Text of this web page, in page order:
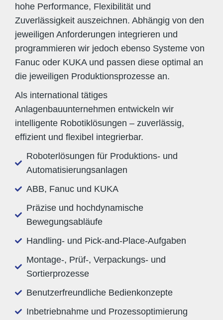
hohe Performance, Flexibilität und
Zuverlässigkeit auszeichnen. Abhängig von den
jeweiligen Anforderungen integrieren und
programmieren wir jedoch ebenso Systeme von
Fanuc oder KUKA und passen diese optimal an
die jeweiligen Produktionsprozesse an.
Als international tätiges
Anlagenbauunternehmen entwickeln wir
intelligente Robotiklösungen – zuverlässig,
effizient und flexibel integrierbar.
Roboterlösungen für Produktions- und
Automatisierungsanlagen
ABB, Fanuc und KUKA
Präzise und hochdynamische
Bewegungsabläufe
Handling- und Pick-and-Place-Aufgaben
Montage-, Prüf-, Verpackungs- und
Sortierprozesse
Benutzerfreundliche Bedienkonzepte
Inbetriebnahme und Prozessoptimierung